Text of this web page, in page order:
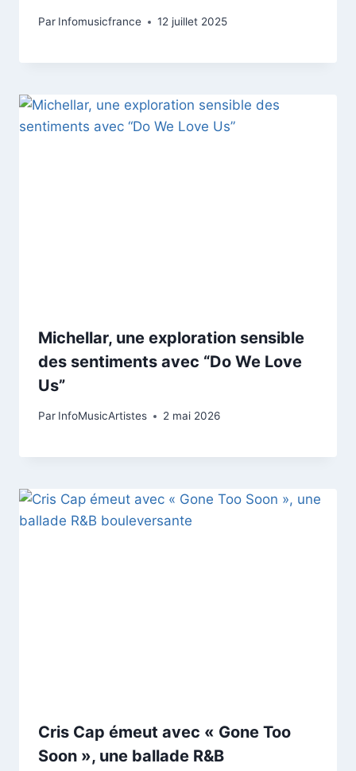
Par Infomusicfrance 12 juillet 2025
Michellar, une exploration sensible
des sentiments avec “Do We Love
Us”
Par InfoMusicArtistes 2 mai 2026
Cris Cap émeut avec « Gone Too
Soon », une ballade R&B